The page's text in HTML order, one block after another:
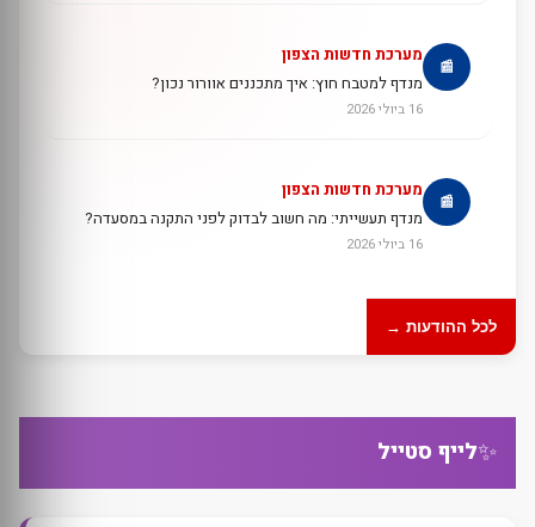
📰
מערכת חדשות הצפון
מנדף למטבח חוץ: איך מתכננים אוורור נכון?
16 ביולי 2026
📰
מערכת חדשות הצפון
מנדף תעשייתי: מה חשוב לבדוק לפני התקנה במסעדה?
16 ביולי 2026
לכל ההודעות →
✨לייף סטייל